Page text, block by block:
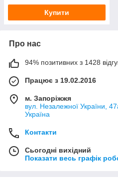
Купити
Про нас
94% позитивних з 1428
Працює з 19.02.2016
м. Запоріжжя
вул. Незалежної України,
Україна
Контакти
Сьогодні вихідний
Показати весь графік